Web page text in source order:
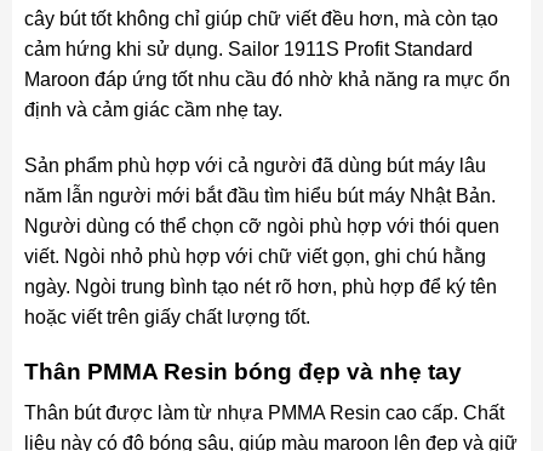
cây bút tốt không chỉ giúp chữ viết đều hơn, mà còn tạo
cảm hứng khi sử dụng. Sailor 1911S Profit Standard
Maroon đáp ứng tốt nhu cầu đó nhờ khả năng ra mực ổn
định và cảm giác cầm nhẹ tay.
Sản phẩm phù hợp với cả người đã dùng bút máy lâu
năm lẫn người mới bắt đầu tìm hiểu bút máy Nhật Bản.
Người dùng có thể chọn cỡ ngòi phù hợp với thói quen
viết. Ngòi nhỏ phù hợp với chữ viết gọn, ghi chú hằng
ngày. Ngòi trung bình tạo nét rõ hơn, phù hợp để ký tên
hoặc viết trên giấy chất lượng tốt.
Thân PMMA Resin bóng đẹp và nhẹ tay
Thân bút được làm từ nhựa PMMA Resin cao cấp. Chất
liệu này có độ bóng sâu, giúp màu maroon lên đẹp và giữ